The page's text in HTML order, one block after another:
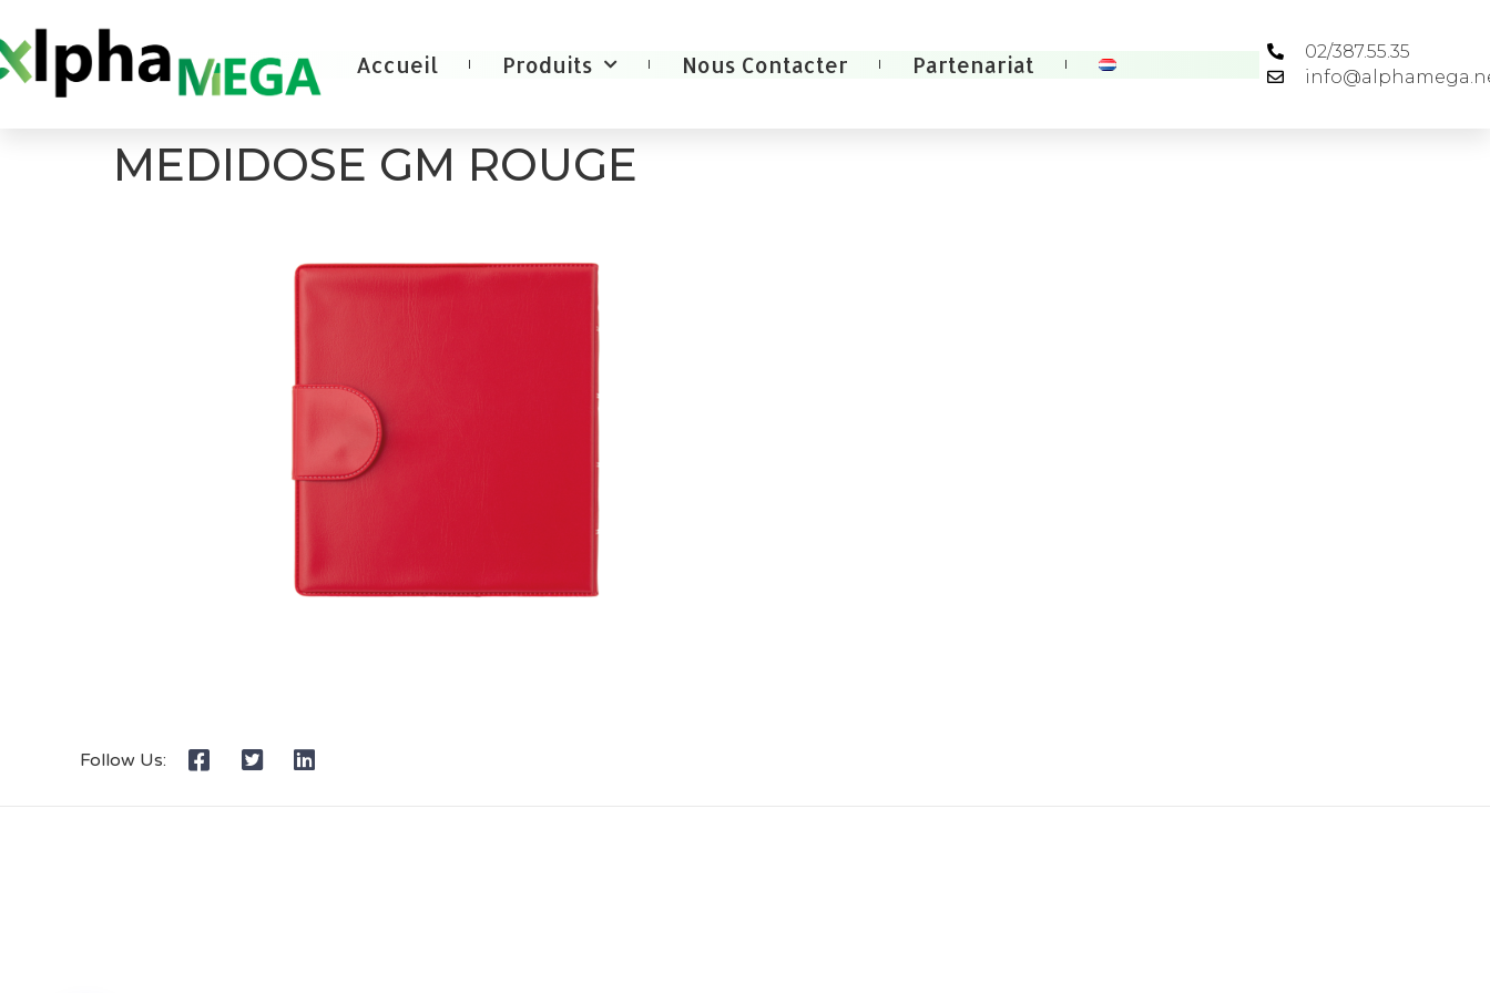
Accueil Produits Nous Contacter Partenariat
02/387.55.35
MEDIDOSE GM ROUGE
Follow Us: